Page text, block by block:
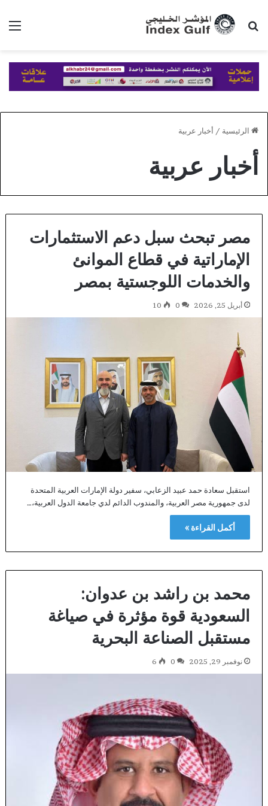
بحث عن
الرئيسية / أخبار عربية
أخبار عربية
مصر تبحث سبل دعم الاستثمارات
الإماراتية في قطاع الموانئ
والخدمات اللوجستية بمصر
أبريل 25, 2026 0
10
استقبل سعادة حمد عبيد الزعابي، سفير دولة الإمارات العربية المتحدة
لدى جمهورية مصر العربية، والمندوب الدائم لدي جامعة الدول العربية،…
أكمل القراءة »
محمد بن راشد بن عدوان:
السعودية قوة مؤثرة في صياغة
مستقبل الصناعة البحرية
نوفمبر 29, 2025 0
6